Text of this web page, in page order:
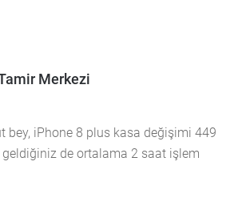
Merkezi
bey, iPhone 8 plus kasa değişimi 449
geldiğiniz de ortalama 2 saat işlem